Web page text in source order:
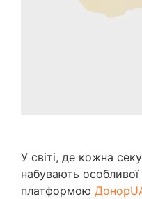
У світі, де кожна
набувають
платформою